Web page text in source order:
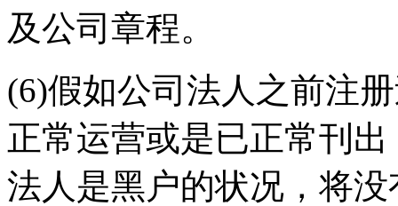
及公司章程。
(6)假如公司法人之前注
正常运营或是已正常刊
法人是黑户的状况，将